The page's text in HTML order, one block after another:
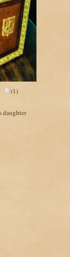
(1)
daughter